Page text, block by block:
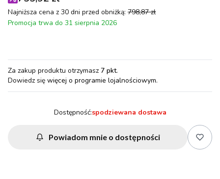
Najniższa cena z 30 dni przed obniżką: 798,87 zł
Promocja trwa do 31 sierpnia 2026
Za zakup produktu otrzymasz 7 pkt.
Dowiedz się więcej o programie lojalnościowym.
Dostępność:spodziewana dostawa
Powiadom mnie o dostępności